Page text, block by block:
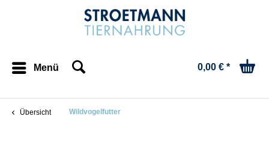
Menü 0,00 € *
Übersicht Wildvogelfutter